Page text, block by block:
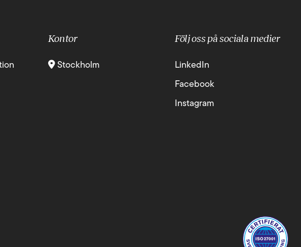
Kontor
Stockholm
Följ oss på sociala medier
LinkedIn
Facebook
Instagram